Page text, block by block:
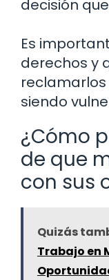
decisión
Es
derechos y
siendo
¿Cómo
de que
con sus
Quizás
Trabajo en